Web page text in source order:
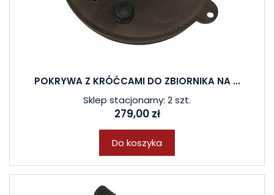
POKRYWA Z KRÓĆCAMI DO ZBIORNIKA NA ...
Sklep stacjonarny: 2 szt.
279,00 zł
Do koszyka